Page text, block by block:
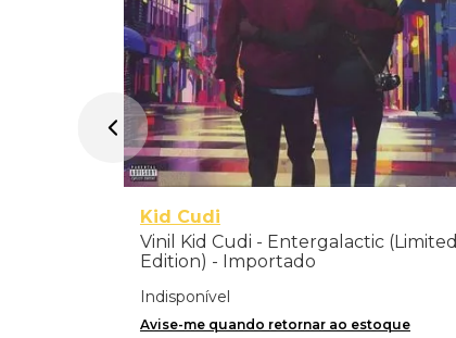
Kid Cudi
Vinil Kid Cudi - Entergalactic (Limited
Edition) - Importado
Indisponível
Avise-me quando retornar ao estoque